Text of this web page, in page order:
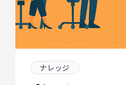
ナレッジ